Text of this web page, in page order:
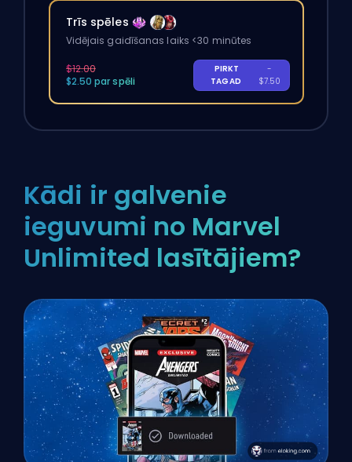
Trīs spēles
Vidējais gaidīšanas laiks <30 minūtes
$12.00
$2.50 par spēli
PIRKT
TAGAD
-
$7.50
Kādi ir galvenie
ieguvumi no Marvel
Unlimited lasītājiem?